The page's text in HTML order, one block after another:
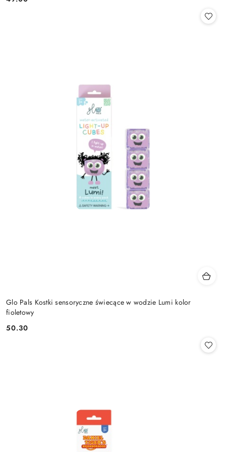
Cena:
Glo Pals Kostki sensoryczne świecące w wodzie Lumi kolor
fioletowy
Cena:
50.30